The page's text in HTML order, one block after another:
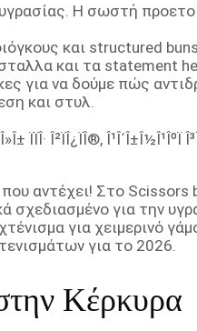
Η σωστή
και structured
και τα statement
για να δούμε πώς
και στυλ.
αντέχει! Στο Scissors
σχεδιασμένο για την
για χειμερινό
για το 2026.
Κέρκυρα